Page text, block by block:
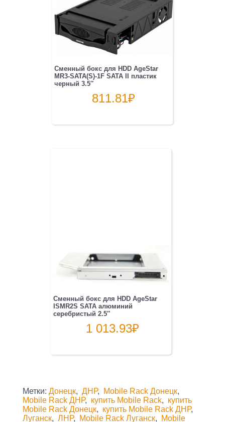
Сменный бокс для HDD AgeStar
MR3-SATA(S)-1F SATA II пластик
черный 3.5″
811.81₽
Сменный бокс для HDD AgeStar
ISMR2S SATA алюминий
серебристый 2.5″
1 013.93₽
Метки: Донецк, ДНР, Mobile Rack Донецк,
Mobile Rack ДНР, купить Mobile Rack, купить
Mobile Rack Донецк, купить Mobile Rack ДНР,
Луганск, ЛНР, Mobile Rack Луганск, Mobile